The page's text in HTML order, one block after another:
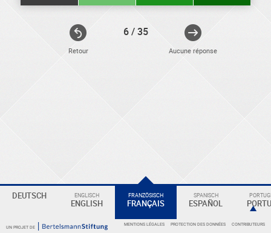
Retour
6 / 35
Aucune réponse
DEUTSCH ENGLISCH
ENGLISH
FRANZÖSISCH
FRANÇAIS
SPANISCH
ESPAÑOL
UN PROJET DE MENTIONS LÉGALES PROTECTION DES DONNÉES CONTRIBUTEURS
ELEKTRONIKER
Eine